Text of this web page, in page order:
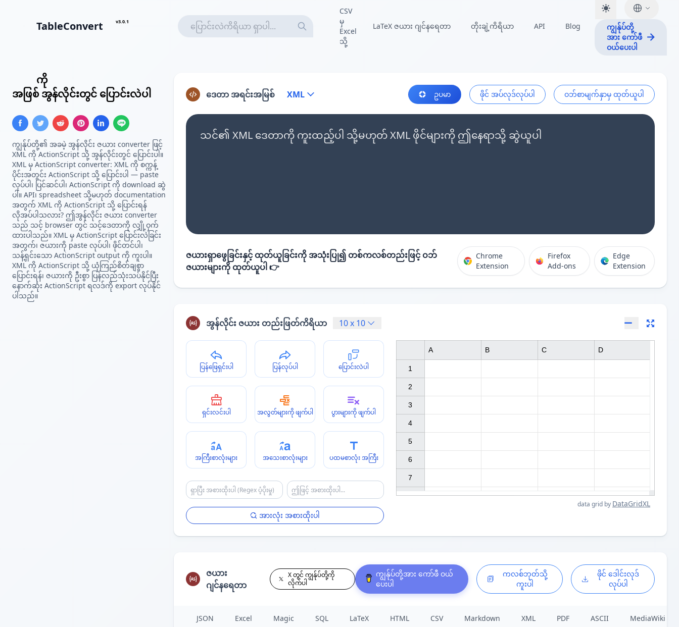
TableConvert v3.0.1
CSV
မှ
Excel
သို့
LaTeX ဇယား ဂျင်နရေတာ တိုးချဲ့ကိရိယာ API Blog
ကျွန်ုပ်တို့
အား ကော်ဖီ
ဝယ်ပေးပါ
ကို
အဖြစ် အွန်လိုင်းတွင် ပြောင်းလဲပါ
ကျွန်ုပ်တို့၏ အခမဲ့ အွန်လိုင်း ဇယား converter ဖြင့်
XML ကို ActionScript သို့ အွန်လိုင်းတွင် ပြောင်းပါ။
XML မှ ActionScript converter: XML ကို စက္ကန့်
ပိုင်းအတွင်း ActionScript သို့ ပြောင်းပါ — paste
လုပ်ပါ၊ ပြင်ဆင်ပါ၊ ActionScript ကို download ဆွဲ
ပါ။ API၊ spreadsheet သို့မဟုတ် documentation
အတွက် XML ကို ActionScript သို့ ပြောင်းရန်
လိုအပ်ပါသလား? ဤအွန်လိုင်း ဇယား converter
သည် သင့် browser တွင် သင့်ဒေတာကို လျှို့ဝှက်
ထားပါသည်။ XML မှ ActionScript ပြောင်းလဲခြင်း
အတွက်၊ ဇယားကို paste လုပ်ပါ၊ ဖိုင်တင်ပါ၊
သန့်ရှင်းသော ActionScript output ကို ကူးပါ။
XML ကို ActionScript သို့ ယုံကြည်စိတ်ချစွာ
ပြောင်းရန်၊ ဇယားကို ဦးစွာ ပြန်လည်သုံးသပ်နိုင်ပြီး
နောက်ဆုံး ActionScript ရလဒ်ကို export လုပ်နိုင်
ပါသည်။
ဒေတာ အရင်းအမြစ် XML ဥပမာ ဖိုင် အပ်လုဒ်လုပ်ပါ ဝဘ်စာမျက်နှာမှ ထုတ်ယူပါ
သင်၏ XML ဒေတာကို ကူးထည့်ပါ သို့မဟုတ် XML ဖိုင်များကို ဤနေရာသို့ ဆွဲယူပါ
ဇယားရှာဖွေခြင်းနှင့် ထုတ်ယူခြင်းကို အသုံးပြု၍ တစ်ကလစ်တည်းဖြင့် ဝဘ်
ဇယားများကို ထုတ်ယူပါ 👉
Chrome
Extension
Firefox
Add-ons
Edge
Extension
အွန်လိုင်း ဇယား တည်းဖြတ်ကိရိယာ 10x 10
ပြန်ဖြေရှင်းပါ ပြန်လုပ်ပါ ပြောင်းလဲပါ
ရှင်းလင်းပါ အလွတ်များကို ဖျက်ပါ ပွားများကို ဖျက်ပါ
အကြီးစာလုံးများ အသေးစာလုံးများ ပထမစာလုံး အကြီး
အားလုံး အစားထိုးပါ
data grid by DataGridXL
1
2
3
4
5
6
7
A B C D
ဇယား
ဂျင်နရေတာ
X တွင် ကျွန်ုပ်တို့ကို
လိုက်ပါ
ကျွန်ုပ်တို့အား ကော်ဖီ ဝယ်
ပေးပါ
ကလစ်ဘုတ်သို့
ကူးပါ
ဖိုင် ဒေါင်းလုဒ်
လုပ်ပါ
JSON Excel Magic SQL LaTeX HTML CSV Markdown XML PDF ASCII MediaWiki